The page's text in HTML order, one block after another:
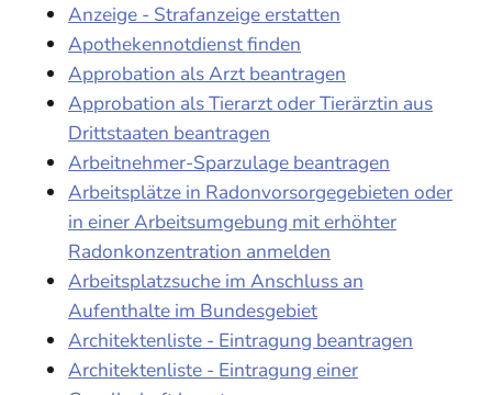
Anzeige - Strafanzeige erstatten
Apothekennotdienst finden
Approbation als Arzt beantragen
Approbation als Tierarzt oder Tierärztin aus
Drittstaaten beantragen
Arbeitnehmer-Sparzulage beantragen
Arbeitsplätze in Radonvorsorgegebieten oder
in einer Arbeitsumgebung mit erhöhter
Radonkonzentration anmelden
Arbeitsplatzsuche im Anschluss an
Aufenthalte im Bundesgebiet
Architektenliste - Eintragung beantragen
Architektenliste - Eintragung einer